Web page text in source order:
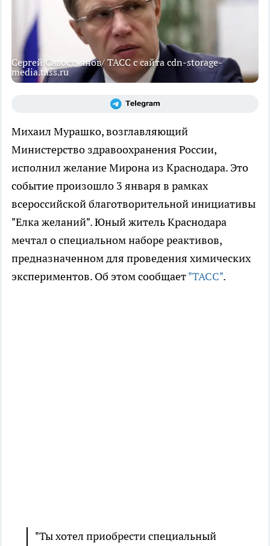
Сергей Савостьянов/ ТАСС с сайта cdn-storage-
media.tass.ru
Михаил Мурашко, возглавляющий
Министерство здравоохранения России,
исполнил желание Мирона из Краснодара. Это
событие произошло 3 января в рамках
всероссийской благотворительной инициативы
"Елка желаний". Юный житель Краснодара
мечтал о специальном наборе реактивов,
предназначенном для проведения химических
экспериментов. Об этом сообщает"ТАСС".
"Ты хотел приобрести специальный